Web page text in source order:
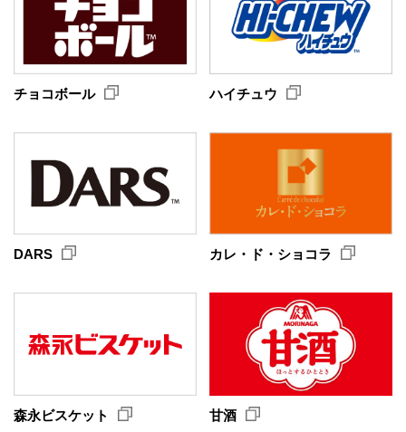
チョコボール ハイチュウ
DARS カレ・ド・ショコラ
森永ビスケット 甘酒